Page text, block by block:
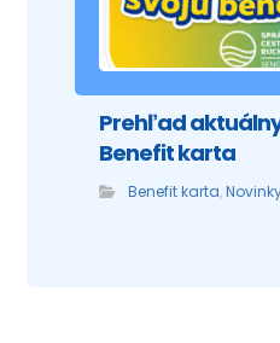
Prehľad
Benefit karta
Benefit karta,